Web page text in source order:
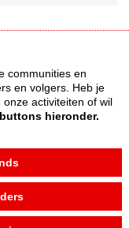
communities en
en volgers. Heb je
activiteiten of wil
hieronder.